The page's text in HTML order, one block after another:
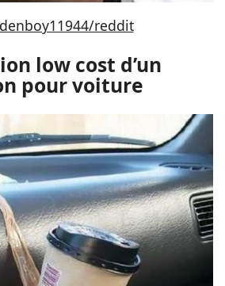
reddit
low cost d’un
pour voiture